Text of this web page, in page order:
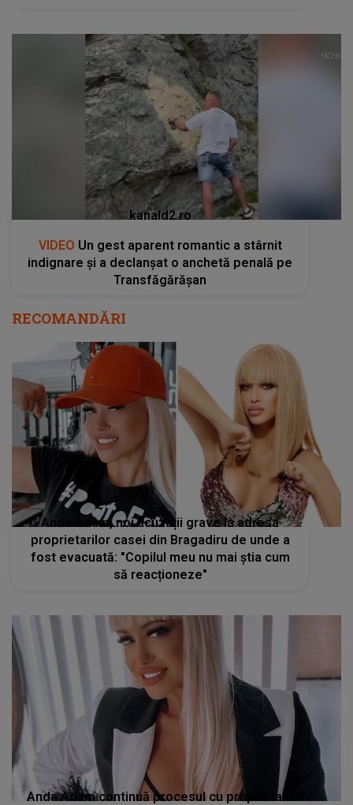
kanald2.ro
VIDEO Un gest aparent romantic a stârnit
indignare și a declanșat o anchetă penală pe
Transfăgărășan
RECOMANDĂRI
Anda Adam, noi acuzații grave la adresa
proprietarilor casei din Bragadiru de unde a
fost evacuată: "Copilul meu nu mai știa cum
să reacționeze"
Anda Adam continuă procesul cu proprietarii